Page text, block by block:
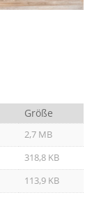
Größe
2,7 MB
318,8 KB
113,9 KB